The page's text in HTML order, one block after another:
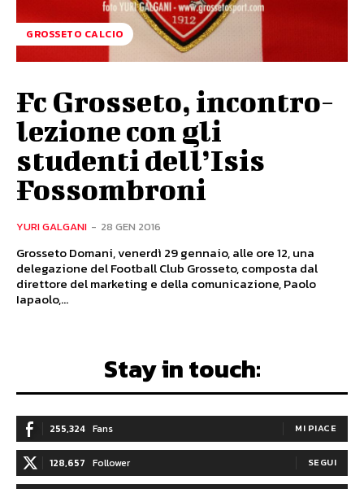
GROSSETO CALCIO
Fc Grosseto, incontro-
lezione con gli
studenti dell’Isis
Fossombroni
YURI GALGANI - 28 GEN 2016
Grosseto Domani, venerdì 29 gennaio, alle ore 12, una
delegazione del Football Club Grosseto, composta dal
direttore del marketing e della comunicazione, Paolo
Iapaolo,...
Stay in touch:
255,324 Fans MI PIACE
128,657 Follower SEGUI